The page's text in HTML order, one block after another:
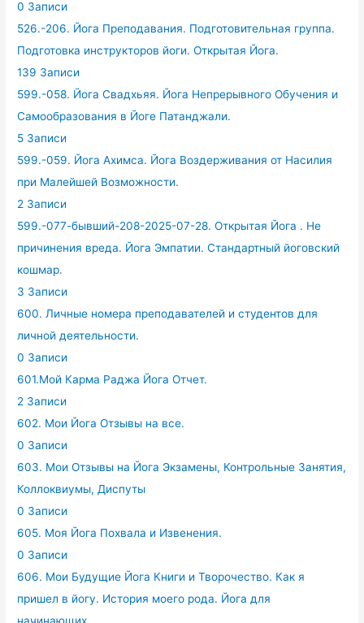
0 Записи
526.-206. Йога Преподавания. Подготовительная группа.
Подготовка инструкторов йоги. Открытая Йога.
139 Записи
599.-058. Йога Свадхьяя. Йога Непрерывного Обучения и
Самообразования в Йоге Патанджали.
5 Записи
599.-059. Йога Ахимса. Йога Воздерживания от Насилия
при Малейшей Возможности.
2 Записи
599.-077-бывший-208-2025-07-28. Открытая Йога . Не
причинения вреда. Йога Эмпатии. Стандартный йоговский
кошмар.
3 Записи
600. Личные номера преподавателей и студентов для
личной деятельности.
0 Записи
601.Мой Карма Раджа Йога Отчет.
2 Записи
602. Мои Йога Отзывы на все.
0 Записи
603. Мои Отзывы на Йога Экзамены, Контрольные Занятия,
Коллоквиумы, Диспуты
0 Записи
605. Моя Йога Похвала и Извенения.
0 Записи
606. Мои Будущие Йога Книги и Творочество. Как я
пришел в йогу. История моего рода. Йога для